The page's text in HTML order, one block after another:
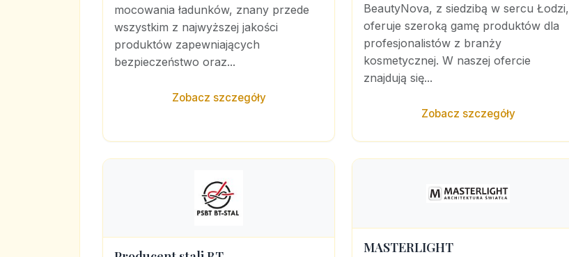
mocowania ładunków, znany przede
wszystkim z najwyższej jakości
produktów zapewniających
bezpieczeństwo oraz...
Zobacz szczegóły
BeautyNova, z siedzibą w sercu Łodzi,
oferuje szeroką gamę produktów dla
profesjonalistów z branży
kosmetycznej. W naszej ofercie
znajdują się...
Zobacz szczegóły
MASTERLIGHT